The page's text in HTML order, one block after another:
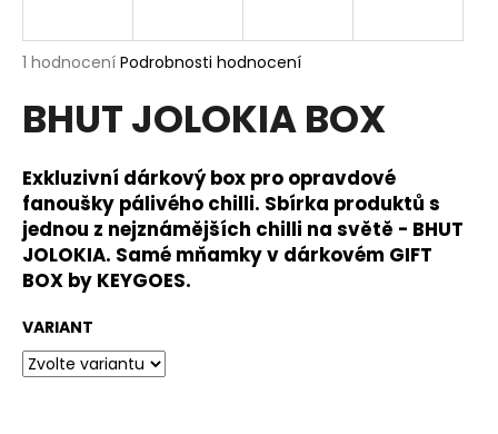
Průměrné
produktu
je
z
5
hvězdiček.
1 hodnocení Podrobnosti hodnocení
BHUT JOLOKIA BOX
Exkluzivní dárkový box pro opravdové
fanoušky pálivého chilli. Sbírka produktů s
jednou z nejznámějších chilli na světě - BHUT
JOLOKIA. Samé mňamky v dárkovém GIFT
BOX by KEYGOES.
VARIANT
j
t
?
HLEDAT
D
o